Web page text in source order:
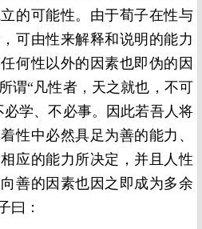
的可能性。由于荀子在性与
可由性来解释和说明的能力
何性以外的因素也即伪的因
谓“凡性者，天之就也，不可
学、不必事。因此若吾人将
性中必然具足为善的能力、
应的能力所决定，并且人性
善的因素也因之即成为多余
曰：